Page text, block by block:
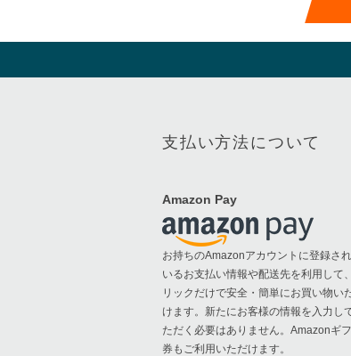
支払い方法について
Amazon Pay
お持ちのAmazonアカウントに登録さ
いるお支払い情報や配送先を利用して
リックだけで安全・簡単にお買い物い
けます。新たにお客様の情報を入力し
ただく必要はありません。Amazonギ
券もご利用いただけます。